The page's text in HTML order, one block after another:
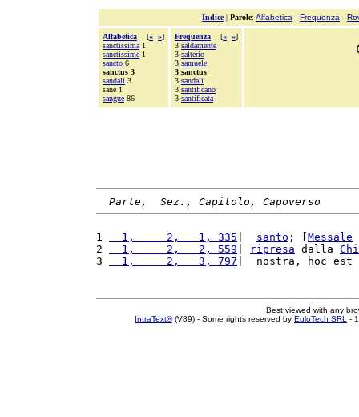
Indice| Parole: Alfabetica - Frequenza -
Alfabetica [« »]
sanctissima 1
sanctissime 1
sancto 6
sanctus 3
sandali 3
sane 1
sangue 86
Frequenza [« »]
3 saldamente
3 salterio
3 samuele
3 sanctus
3 sandali
3 santificano
3 santificata
Parte,  Sez., Capitolo, Capoverso
1
  1,     2,   1, 335
santo ; [ Messale
2
  1,     2,   2, 559
ripresa dalla
3
  1,     2,   3, 797
|  nostra, hoc est
Best viewed with any
IntraText®(V89) - Some rights reserved by EuloTech SRL -